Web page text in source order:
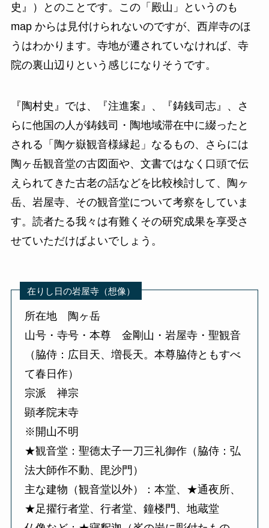
史』）とのことです。この「殿山」というのも
map からは見付けられないのですが、西岸寺のほ
うはわかります。寺地が遷されていなければ、寺
院の裏山辺りという感じになりそうです。
『陶村史』では、『注進案』、『鋳銭司志』、さ
らに他国の人が鋳銭司・陶地域滞在中に綴ったと
される「陶ケ嶽観音様縁起」なるもの、さらには
陶ヶ岳観音堂の古図面や、文書ではなく口頭で伝
えられてきた古老の話などを比較検討して、陶ヶ
岳、岩屋寺、その観音堂について考察をしていま
す。読者たる我々は有難くその研究成果を享受さ
せていただけばよいでしょう。
在りし日の岩屋寺（想像）
所在地 陶ヶ岳
山号・寺号・本尊 金剛山・岩屋寺・聖観音
（脇侍：広目天、増長天。本尊脇侍ともすべ
て春日作）
宗派 禅宗
顕孝院末寺
※開山不明
★観音堂：聖德太子一刀三礼御作（脇侍：弘
法大師作不動、毘沙門）
主な建物（観音堂以外）：本堂、★通夜所、
★足擢行者堂、行者堂、鐘楼門、地蔵堂